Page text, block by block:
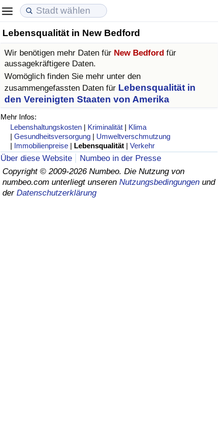
Lebensqualität in New Bedford
Wir benötigen mehr Daten für New Bedford für
aussagekräftigere Daten.
Womöglich finden Sie mehr unter den
zusammengefassten Daten für Lebensqualität in
den Vereinigten Staaten von Amerika
Mehr Infos:
Lebenshaltungskosten | Kriminalität | Klima
|Gesundheitsversorgung | Umweltverschmutzung
| Immobilienpreise | Lebensqualität |Verkehr
Über diese Website
Numbeo in der Presse
Copyright © 2009-2026 Numbeo. Die Nutzung von
numbeo.com unterliegt unseren Nutzungsbedingungen und
der Datenschutzerklärung
Lebenshaltungskosten
Lebenshaltungskosten-Index (aktuell)
Lebenshaltungskosten-Index
in Akaba
Immobilienpreise
Immobilienpreis-Index (aktuell)
Immobilienpreis-Index
Lebensqualität
Lebensqualität-Index
Lebensqualität-Index (aktuell)
Kriminalität
Kriminalitäts-Index (aktuell)
Kriminalitäts-Index